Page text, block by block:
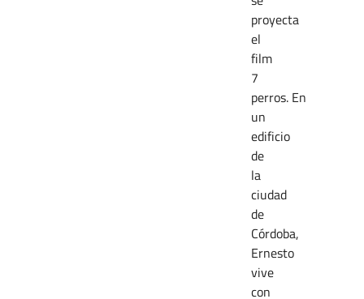
proyecta
el
film
7
perros. En
un
edificio
de
la
ciudad
de
Córdoba,
Ernesto
vive
con